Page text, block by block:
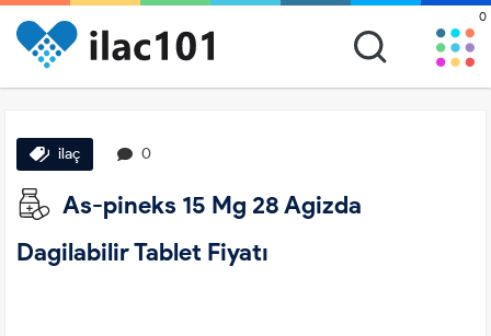
ilaç 0
As-pineks 15 Mg 28 Agizda
Dagilabilir Tablet Fiyatı
0